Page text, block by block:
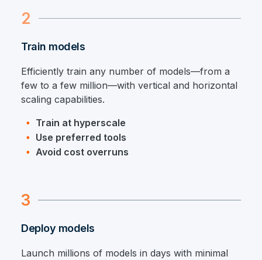
2
Train models
Efficiently train any number of models—from a
few to a few million—with vertical and horizontal
scaling capabilities.
Train at hyperscale
Use preferred tools
Avoid cost overruns
3
Deploy models
Launch millions of models in days with minimal